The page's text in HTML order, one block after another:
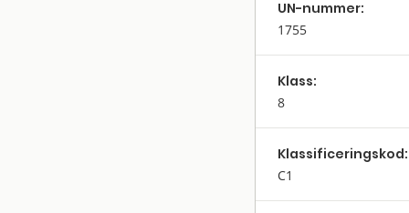
UN-nummer:
1755
Klass:
8
Klassifi­cerings­kod:
C1